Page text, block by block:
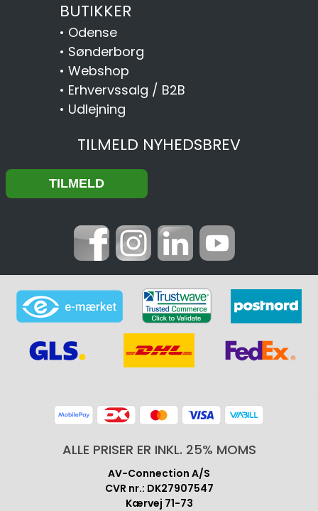
BUTIKKER
• Odense
• Sønderborg
• Webshop
• Erhvervssalg / B2B
• Udlejning
TILMELD NYHEDSBREV
ALLE PRISER ER INKL. 25% MOMS
AV-Connection A/S
CVR nr.: DK27907547
Kærvej 71-73